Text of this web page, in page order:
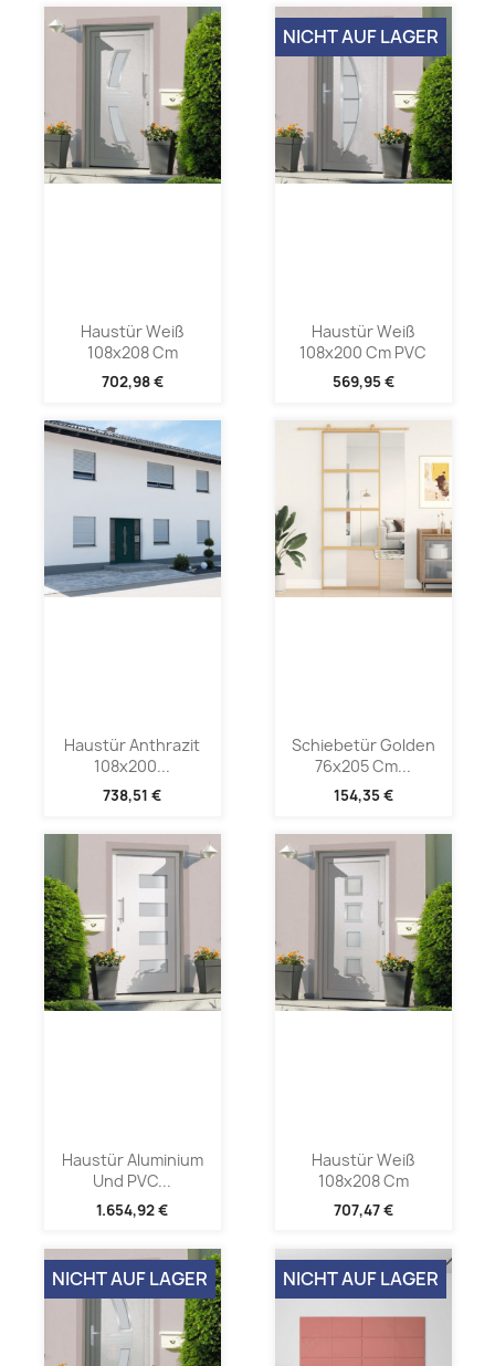
Haustür Weiß
108x208 Cm
702,98 €
Haustür Weiß
108x200 Cm PVC
569,95 €
NICHT AUF LAGER
Haustür Anthrazit
108x200...
738,51 €
Schiebetür Golden
76x205 Cm...
154,35 €
Haustür Aluminium
Und PVC...
1.654,92 €
Haustür Weiß
108x208 Cm
707,47 €
NICHT AUF LAGER NICHT AUF LAGER